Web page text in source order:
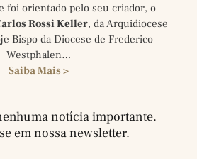
foi orientado pelo seu criador, o
Rossi Keller, da Arquidiocese
Bispo da Diocese de Frederico
Westphalen…
Saiba Mais >
notícia importante.
em nossa newsletter.